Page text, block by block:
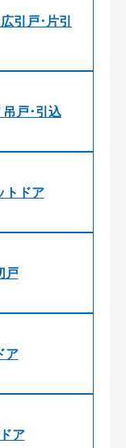
引戸･片引
戸･引込
トドア
戸
ア
ア